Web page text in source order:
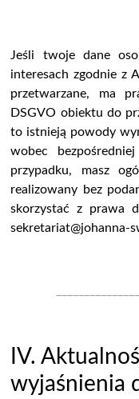
Jeśli twoje dane
interesach zgodnie z
przetwarzane, ma
DSGVO obiektu do
to istnieją powody
wobec
przypadku, masz
realizowany bez
skorzystać z prawa
sekretariat@johanna-
IV.
wyjaśnienia